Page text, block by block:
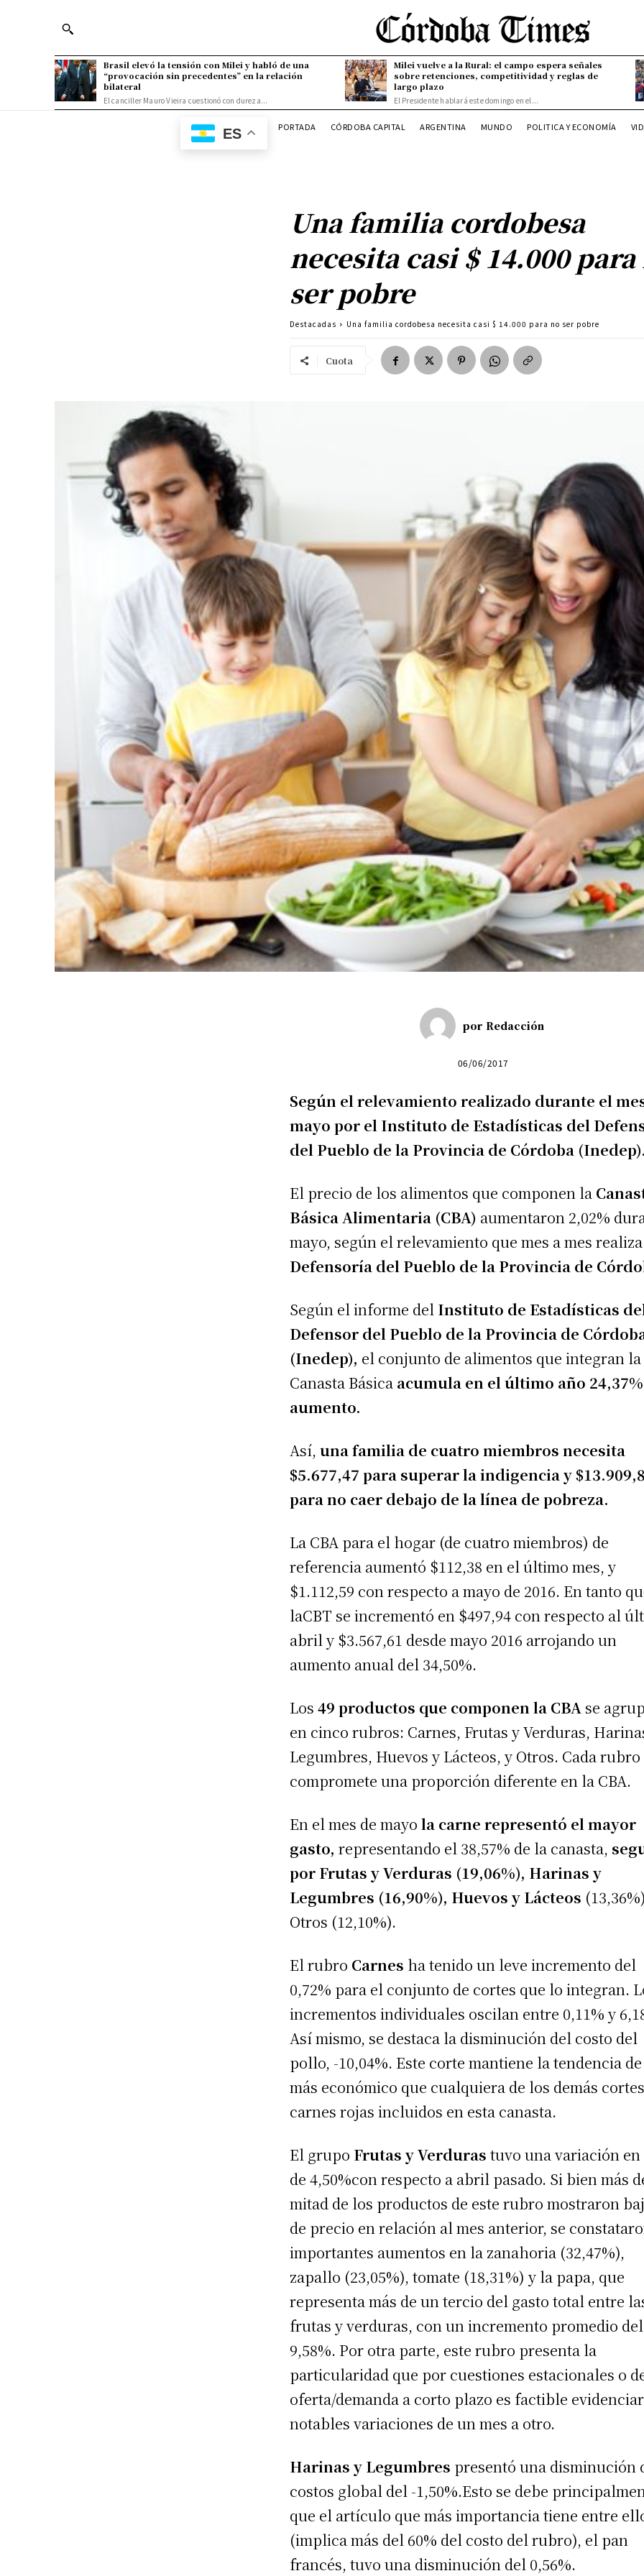
Brasil elevó la tensión con Milei y habló de una
“provocación sin precedentes” en la relación
bilateral
El canciller Mauro Vieira cuestionó con dureza...
Milei vuelve a la Rural: el campo espera señales
sobre retenciones, competitividad y reglas de
largo plazo
El Presidente hablará este domingo en el...
ES PORTADA CÓRDOBA CAPITAL ARGENTINA MUNDO POLITICA Y ECONOMÍA
Una familia cordobesa
necesita casi $ 14.000 para
ser pobre
Destacadas Una familia cordobesa necesita casi $ 14.000 para no ser pobre
Cuota
por Redacción
06/06/2017
Según el relevamiento realizado durante el
mayo por el Instituto de Estadísticas del
del Pueblo de la Provincia de Córdoba (Inedep).
El precio de los alimentos que componen la
Básica Alimentaria (CBA) aumentaron 2,02%
mayo, según el relevamiento que mes a mes
Defensoría del Pueblo de la Provincia de
Según el informe del Instituto de Estadísticas
Defensor del Pueblo de la Provincia de
(Inedep), el conjunto de alimentos que integran la
Canasta Básica acumula en el último año
aumento.
Así,una familia de cuatro miembros necesita
$5.677,47 para superar la indigencia y
para no caer debajo de la línea de pobreza.
La CBA para el hogar (de cuatro miembros) de
referencia aumentó $112,38 en el último mes, y
$1.112,59 con respecto a mayo de 2016. En tanto
laCBT se incrementó en $497,94 con respecto al
abril y $3.567,61 desde mayo 2016 arrojando un
aumento anual del 34,50%.
Los49 productos que componen la CBA se
en cinco rubros: Carnes, Frutas y Verduras,
Legumbres, Huevos y Lácteos, y Otros. Cada rubro
compromete una proporción diferente en la CBA.
En el mes de mayola carne representó el mayor
gasto, representando el 38,57% de la canasta,
por Frutas y Verduras (19,06%), Harinas y
Legumbres (16,90%), Huevos y Lácteos
Otros (12,10%).
El rubro Carnes ha tenido un leve incremento del
0,72% para el conjunto de cortes que lo integran.
incrementos individuales oscilan entre 0,11% y
Así mismo, se destaca la disminución del costo del
pollo, -10,04%. Este corte mantiene la tendencia
más económico que cualquiera de los demás
carnes rojas incluidos en esta canasta.
El grupo Frutas y Verduras tuvo una variación en
de 4,50%con respecto a abril pasado. Si bien más
mitad de los productos de este rubro mostraron
de precio en relación al mes anterior, se
importantes aumentos en la zanahoria (32,47%),
zapallo (23,05%), tomate (18,31%) y la papa, que
representa más de un tercio del gasto total entre
frutas y verduras, con un incremento promedio del
9,58%. Por otra parte, este rubro presenta la
particularidad que por cuestiones estacionales o
oferta/demanda a corto plazo es factible evidenciar
notables variaciones de un mes a otro.
Harinas y Legumbres presentó una disminución
costos global del -1,50%.Esto se debe
que el artículo que más importancia tiene entre
(implica más del 60% del costo del rubro), el pan
francés, tuvo una disminución del 0,56%.